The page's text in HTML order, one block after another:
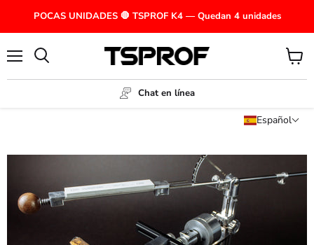
POCAS UNIDADES 🛑 TSPROF K4 — Quedan 4 unidades
Chat en línea
Ver
carrito
Español